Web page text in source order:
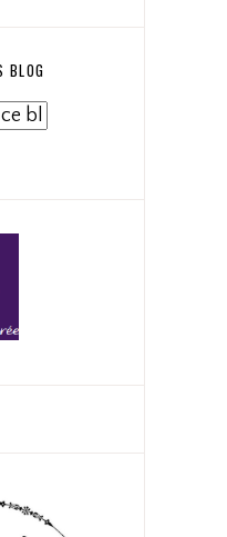
BLOG